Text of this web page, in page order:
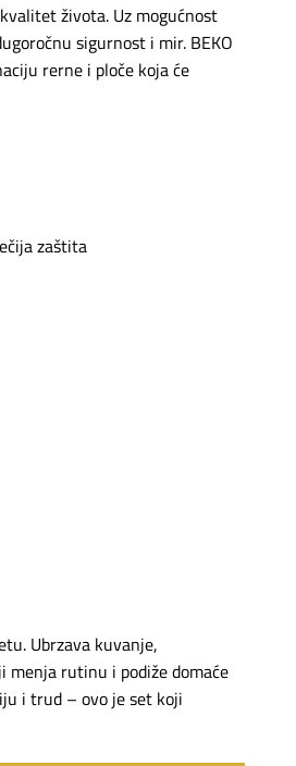
života. Uz mogućnost
sigurnost i mir. BEKO
rerne i ploče koja će
zaštita
Ubrzava kuvanje,
menja rutinu i podiže domaće
i trud – ovo je set koji